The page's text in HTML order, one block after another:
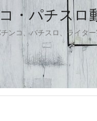
・パチスロ
ンコ、パチスロ、ライタ